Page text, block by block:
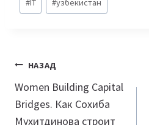
записи:
#IT #узбекистан
Навигация
по
записям
НАЗАД
Women Building Capital
Bridges. Как Сохиба
Мухитдинова строит